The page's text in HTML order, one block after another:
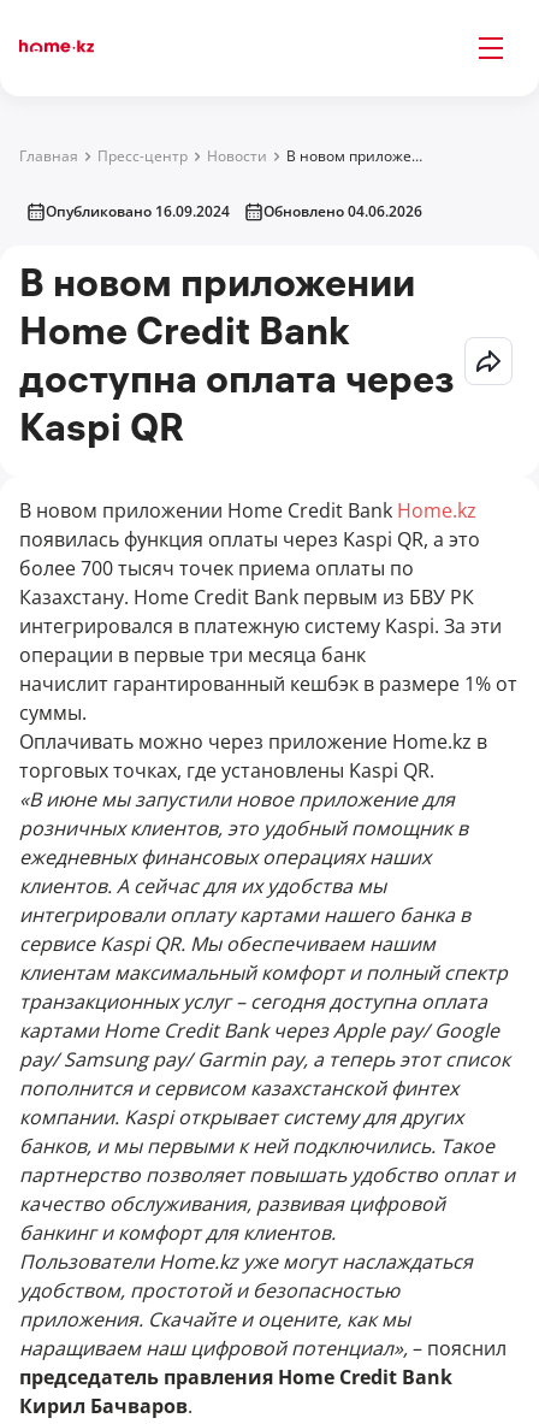
Главная Пресс-центр Новости В новом приложении Home Credit Bank доступна оплата через Kaspi QR
Опубликовано 16.09.2024 Обновлено 04.06.2026
В новом приложении
Home Credit Bank
доступна оплата через
Kaspi QR
В новом приложении Home Credit Bank Home.kz
появилась функция оплаты через Kaspi QR, а это
более 700 тысяч точек приема оплаты по
Казахстану. Home Credit Bank первым из БВУ РК
интегрировался в платежную систему Kaspi. За эти
операции в первые три месяца банк
начислит гарантированный кешбэк в размере 1% от
суммы.
Оплачивать можно через приложение Home.kz в
торговых точках, где установлены Kaspi QR.
«В июне мы запустили новое приложение для
розничных клиентов, это удобный помощник в
ежедневных финансовых операциях наших
клиентов. А сейчас для их удобства мы
интегрировали оплату картами нашего банка в
сервисе Kaspi QR. Мы обеспечиваем нашим
клиентам максимальный комфорт и полный спектр
транзакционных услуг – сегодня доступна оплата
картами Home Credit Bank через Apple pay/ Google
pay/ Samsung pay/ Garmin pay, а теперь этот список
пополнится и сервисом казахстанской финтех
компании. Kaspi открывает систему для других
банков, и мы первыми к ней подключились. Такое
партнерство позволяет повышать удобство оплат и
качество обслуживания, развивая цифровой
банкинг и комфорт для клиентов.
Пользователи Home.kz уже могут наслаждаться
удобством, простотой и безопасностью
приложения. Скачайте и оцените, как мы
наращиваем наш цифровой потенциал»,– пояснил
председатель правления Home Credit Bank
Кирил Бачваров.